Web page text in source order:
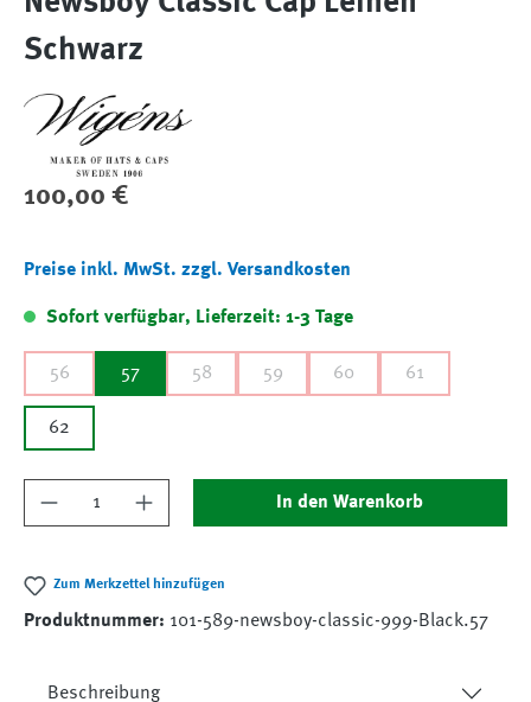
Schwarz
Regulärer Preis:
100,00 €
Preise inkl. MwSt. zzgl. Versandkosten
Sofort verfügbar, Lieferzeit: 1-3 Tage
56 57 58 59 60 61
62
Produkt Anzahl: Gib den gewünschten Wert
In den Warenkorb
Zum Merkzettel hinzufügen
Produktnummer: 101-589-newsboy-classic-999-Black.57
Beschreibung